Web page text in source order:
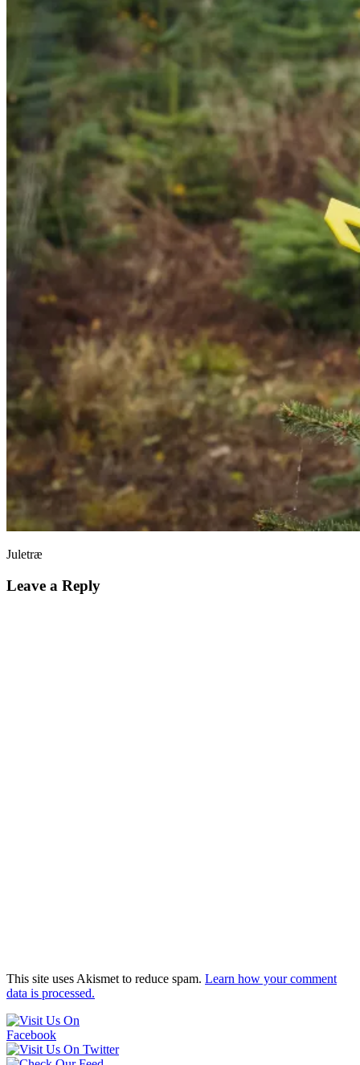
Juletræ
Leave a Reply
This site uses Akismet to reduce spam. Learn how your comment
data is processed.